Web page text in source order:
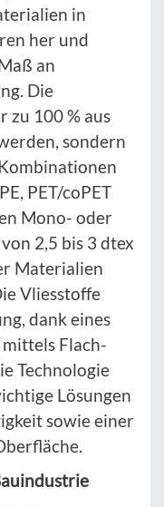
in
her und
an
Die
zu 100 % aus
sondern
PET/coPET
Mono- oder
2,5 bis 3 dtex
Materialien
Vliesstoffe
dank eines
Flach-
Technologie
Lösungen
sowie einer